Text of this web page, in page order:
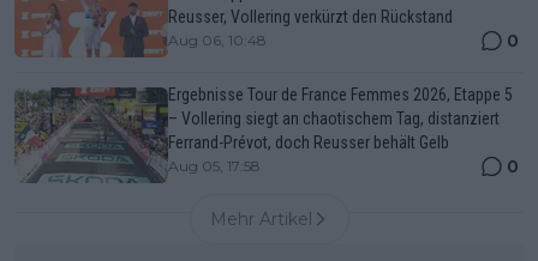
Reusser, Vollering verkürzt den Rückstand
Aug 06, 10:48 0
Ergebnisse Tour de France Femmes 2026, Etappe 5
– Vollering siegt an chaotischem Tag, distanziert
Ferrand-Prévot, doch Reusser behält Gelb
Aug 05, 17:58 0
Mehr Artikel